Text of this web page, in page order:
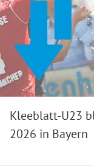
Kleeblatt-U23
2026 in Bayern